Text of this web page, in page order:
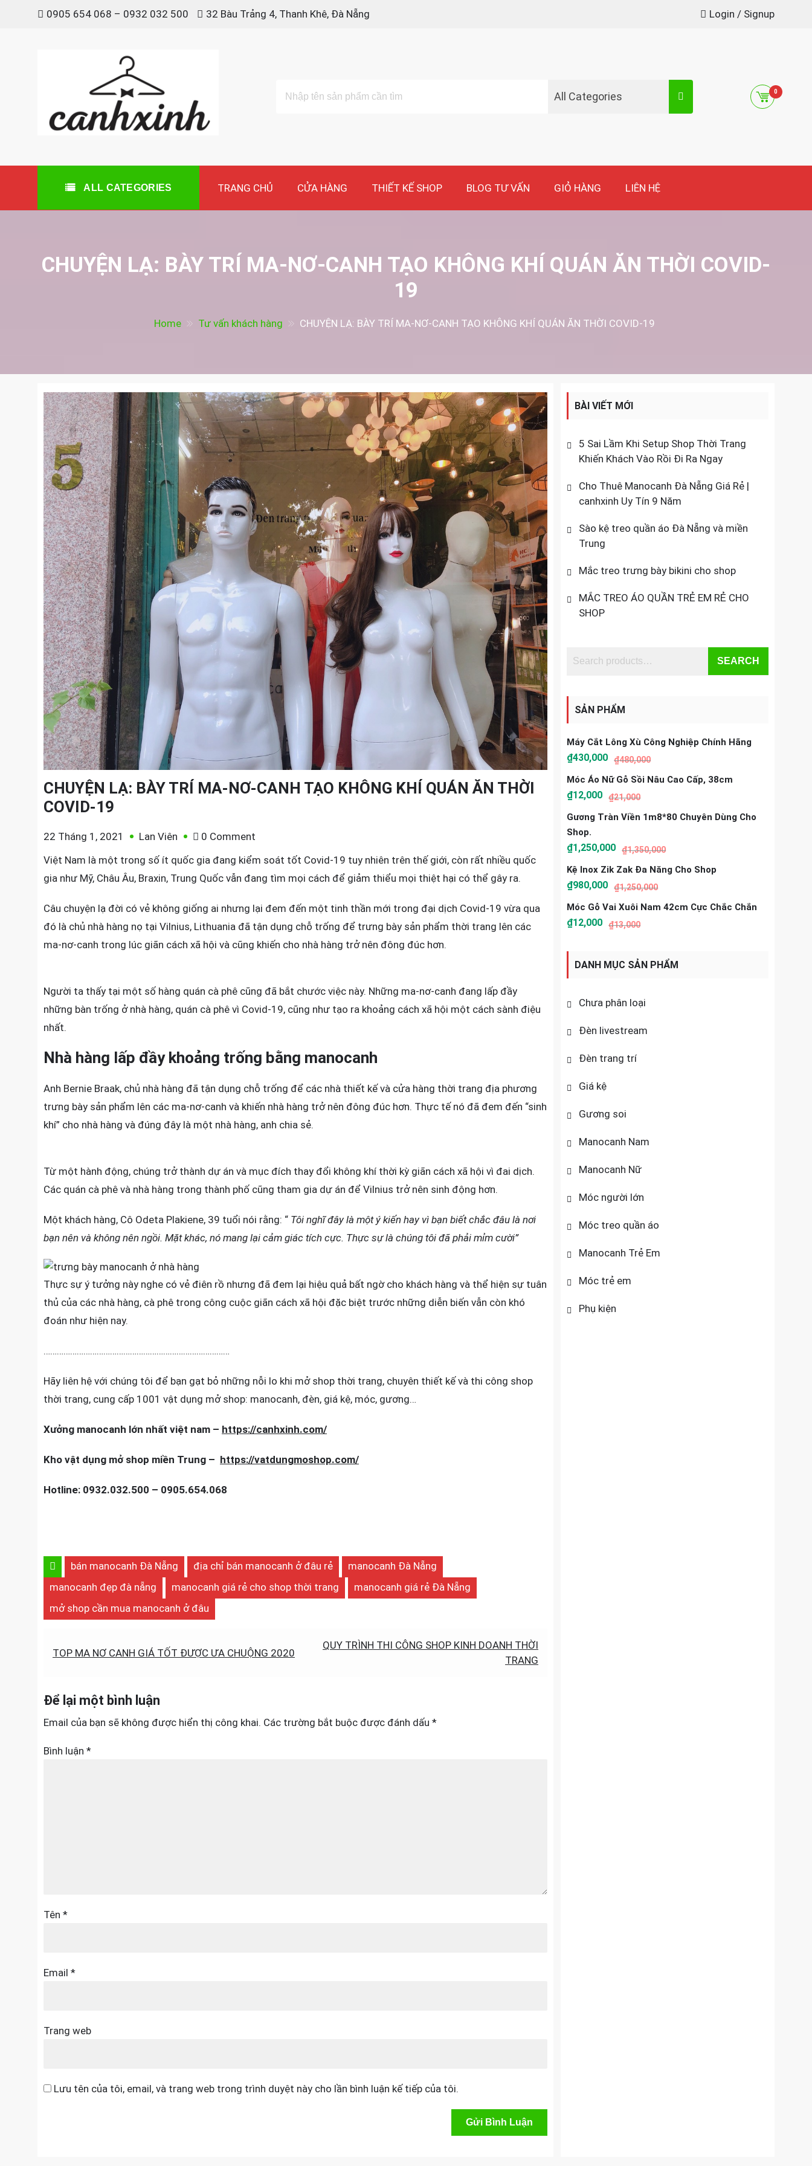
0905 654 068 – 0932 032 500 32 Bàu Trảng 4, Thanh Khê, Đà Nẵng Login / Signup
All Categories 0
ALL CATEGORIES TRANG CHỦ CỬA HÀNG THIẾT KẾ SHOP BLOG TƯ VẤN GIỎ HÀNG LIÊN HỆ
CHUYỆN LẠ: BÀY TRÍ MA-NƠ-CANH TẠO KHÔNG KHÍ QUÁN ĂN THỜI COVID-
19
Home Tư vấn khách hàng CHUYỆN LẠ: BÀY TRÍ MA-NƠ-CANH TẠO KHÔNG KHÍ QUÁN ĂN THỜI COVID-19
CHUYỆN LẠ: BÀY TRÍ MA-NƠ-CANH TẠO KHÔNG KHÍ QUÁN ĂN THỜI
COVID-19
22 Tháng 1, 2021 Lan Viên 0 Comment
BÀY
MA-
NƠ-
CANH
KHÍ
QUÁN
THỜI
COVID-
19
Việt Nam là một trong số ít quốc gia đang kiểm soát tốt Covid-19 tuy nhiên trên thế giới, còn rất nhiều quốc
gia như Mỹ, Châu Âu, Braxin, Trung Quốc vẫn đang tìm mọi cách để giảm thiểu mọi thiệt hại có thể gây ra.
Câu chuyện lạ đời có vẻ không giống ai nhưng lại đem đến một tinh thần mới trong đại dịch Covid-19 vừa qua
đó là chủ nhà hàng nọ tại Vilnius, Lithuania đã tận dụng chỗ trống để trưng bày sản phẩm thời trang lên các
ma-nơ-canh trong lúc giãn cách xã hội và cũng khiến cho nhà hàng trở nên đông đúc hơn.
Người ta thấy tại một số hàng quán cà phê cũng đã bắt chước việc này. Những ma-nơ-canh đang lấp đầy
những bàn trống ở nhà hàng, quán cà phê vì Covid-19, cũng như tạo ra khoảng cách xã hội một cách sành điệu
nhất.
Nhà hàng lấp đầy khoảng trống bằng manocanh
Anh Bernie Braak, chủ nhà hàng đã tận dụng chỗ trống để các nhà thiết kế và cửa hàng thời trang địa phương
trưng bày sản phẩm lên các ma-nơ-canh và khiến nhà hàng trở nên đông đúc hơn. Thực tế nó đã đem đến “sinh
khí” cho nhà hàng và đúng đây là một nhà hàng, anh chia sẻ.
Từ một hành động, chúng trở thành dự án và mục đích thay đổi không khí thời kỳ giãn cách xã hội vì đai dịch.
Các quán cà phê và nhà hàng trong thành phố cũng tham gia dự án để Vilnius trở nên sinh động hơn.
Một khách hàng, Cô Odeta Plakiene, 39 tuổi nói rằng: “ Tôi nghĩ đây là một ý kiến hay vì bạn biết chắc đâu là nơi
bạn nên và không nên ngồi. Mặt khác, nó mang lại cảm giác tích cực. Thực sự là chúng tôi đã phải mỉm cười”
Thực sự ý tưởng này nghe có vẻ điên rồ nhưng đã đem lại hiệu quả bất ngờ cho khách hàng và thể hiện sự tuân
thủ của các nhà hàng, cà phê trong công cuộc giãn cách xã hội đặc biệt trước những diễn biến vẫn còn khó
đoán như hiện nay.
…………………………………………………………………………
Hãy liên hệ với chúng tôi để bạn gạt bỏ những nỗi lo khi mở shop thời trang, chuyên thiết kế và thi công shop
thời trang, cung cấp 1001 vật dụng mở shop: manocanh, đèn, giá kệ, móc, gương…
Xưởng manocanh lớn nhất việt nam – https://canhxinh.com/
Kho vật dụng mở shop miền Trung – https://vatdungmoshop.com/
Hotline: 0932.032.500 – 0905.654.068
bán manocanh Đà Nẵng địa chỉ bán manocanh ở đâu rẻ
manocanh Đà Nẵng
manocanh đẹp đà nẵng
manocanh giá rẻ cho shop thời trang
manocanh giá rẻ Đà Nẵng
mở shop cần mua manocanh ở đâu
Điều
viết
TOP MA NƠ CANH GIÁ TỐT ĐƯỢC ƯA CHUỘNG 2020
QUY TRÌNH THI CÔNG SHOP KINH DOANH THỜI
TRANG
Để lại một bình luận
Email của bạn sẽ không được hiển thị công khai. Các trường bắt buộc được đánh dấu *
Bình luận *
Tên *
Email *
Trang web
Lưu tên của tôi, email, và trang web trong trình duyệt này cho lần bình luận kế tiếp của tôi.
BÀI VIẾT MỚI
5 Sai Lầm Khi Setup Shop Thời Trang
Khiến Khách Vào Rồi Đi Ra Ngay
Cho Thuê Manocanh Đà Nẵng Giá Rẻ |
canhxinh Uy Tín 9 Năm
Sào kệ treo quần áo Đà Nẵng và miền
Trung
Mắc treo trưng bày bikini cho shop
MẮC TREO ÁO QUẦN TRẺ EM RẺ CHO
SHOP
SEARCH
SẢN PHẨM
Máy Cắt Lông Xù Công Nghiệp Chính Hãng
₫480,000
₫430,000
Móc Áo Nữ Gỗ Sồi Nâu Cao Cấp, 38cm
₫21,000
₫12,000
Gương Tràn Viền 1m8*80 Chuyên Dùng Cho
Shop.
₫1,350,000
₫1,250,000
Kệ Inox Zik Zak Đa Năng Cho Shop
₫1,250,000
₫980,000
Móc Gỗ Vai Xuôi Nam 42cm Cực Chắc Chắn
₫13,000
₫12,000
DANH MỤC SẢN PHẨM
Chưa phân loại
Đèn livestream
Đèn trang trí
Giá kệ
Gương soi
Manocanh Nam
Manocanh Nữ
Móc người lớn
Móc treo quần áo
Manocanh Trẻ Em
Móc trẻ em
Phụ kiện